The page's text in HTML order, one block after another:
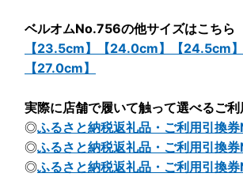
ベルオムNo.756の他サイズはこちら
【23.5cm】
【24.0cm】 【24.5cm】
【27.0cm】
実際に店舗で履いて触って選べるご
◎ふるさと納税返礼品・ご利用引換
◎ふるさと納税返礼品・ご利用引換
◎ふるさと納税返礼品・ご利用引換